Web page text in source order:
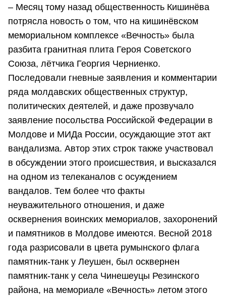
– Месяц тому назад общественность Кишинёва
потрясла новость о том, что на кишинёвском
мемориальном комплексе «Вечность» была
разбита гранитная плита Героя Советского
Союза, лётчика Георгия Черниенко.
Последовали гневные заявления и комментарии
ряда молдавских общественных структур,
политических деятелей, и даже прозвучало
заявление посольства Российской Федерации в
Молдове и МИДа России, осуждающие этот акт
вандализма. Автор этих строк также участвовал
в обсуждении этого происшествия, и высказался
на одном из телеканалов с осуждением
вандалов. Тем более что факты
неуважительного отношения, и даже
осквернения воинских мемориалов, захоронений
и памятников в Молдове имеются. Весной 2018
года разрисовали в цвета румынского флага
памятник-танк у Леушен, был осквернен
памятник-танк у села Чинешеуцы Резинского
района, на мемориале «Вечность» летом этого